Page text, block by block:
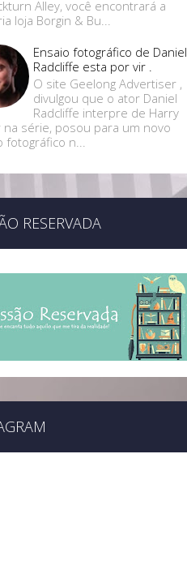
Alley, você encontrará a
loja Borgin & Bu...
Ensaio fotográfico de Daniel
Radcliffe esta por vir .
O site Geelong Advertiser ,
divulgou que o ator Daniel
Radcliffe interpre de Harry
na série, posou para um novo
fotográfico n...
RESERVADA